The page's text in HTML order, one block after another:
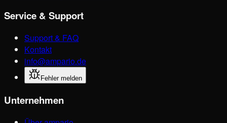
Service & Support
Support & FAQ
Kontakt
info@ampario.de
Fehler melden
Unternehmen